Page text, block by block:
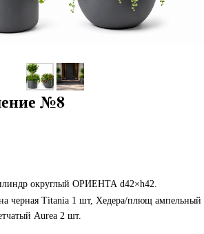
№8
округлый ОРИЕНТА d42×h42.
черная Titania 1 шт, Хедера/плющ ампельный
Aurea 2 шт.